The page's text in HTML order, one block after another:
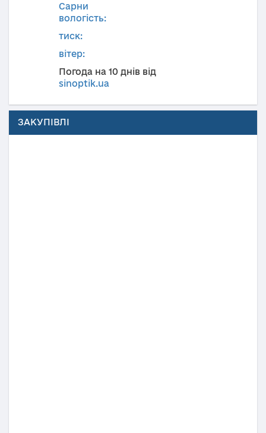
Сарни
вологість:
тиск:
вітер:
Погода на 10 днів від
sinoptik.ua
ЗАКУПІВЛІ